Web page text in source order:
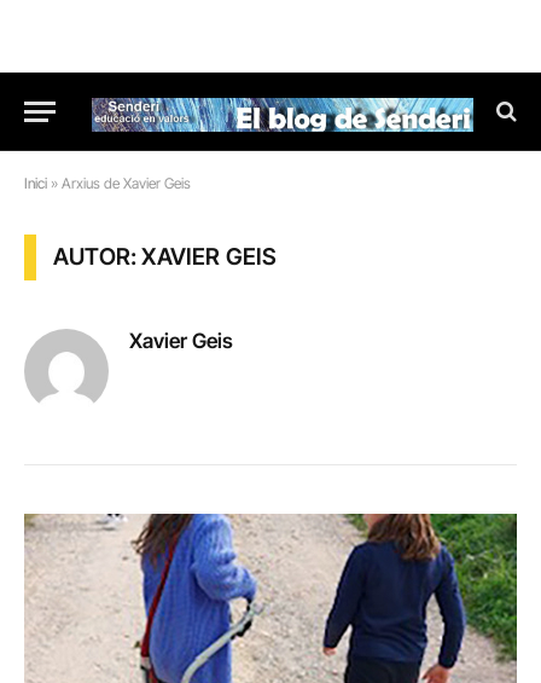
Inici » Arxius de Xavier Geis
AUTOR: XAVIER GEIS
Xavier Geis